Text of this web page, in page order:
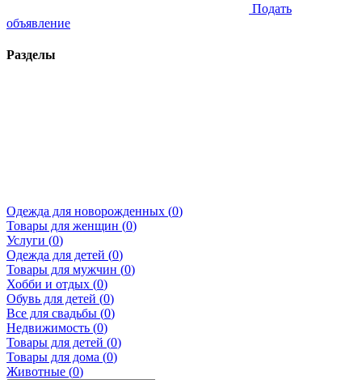
Подать
объявление
Разделы
Одежда для новорожденных (0)
Товары для женщин (0)
Услуги (0)
Одежда для детей (0)
Товары для мужчин (0)
Хобби и отдых (0)
Обувь для детей (0)
Все для свадьбы (0)
Недвижимость (0)
Товары для детей (0)
Товары для дома (0)
Животные (0)